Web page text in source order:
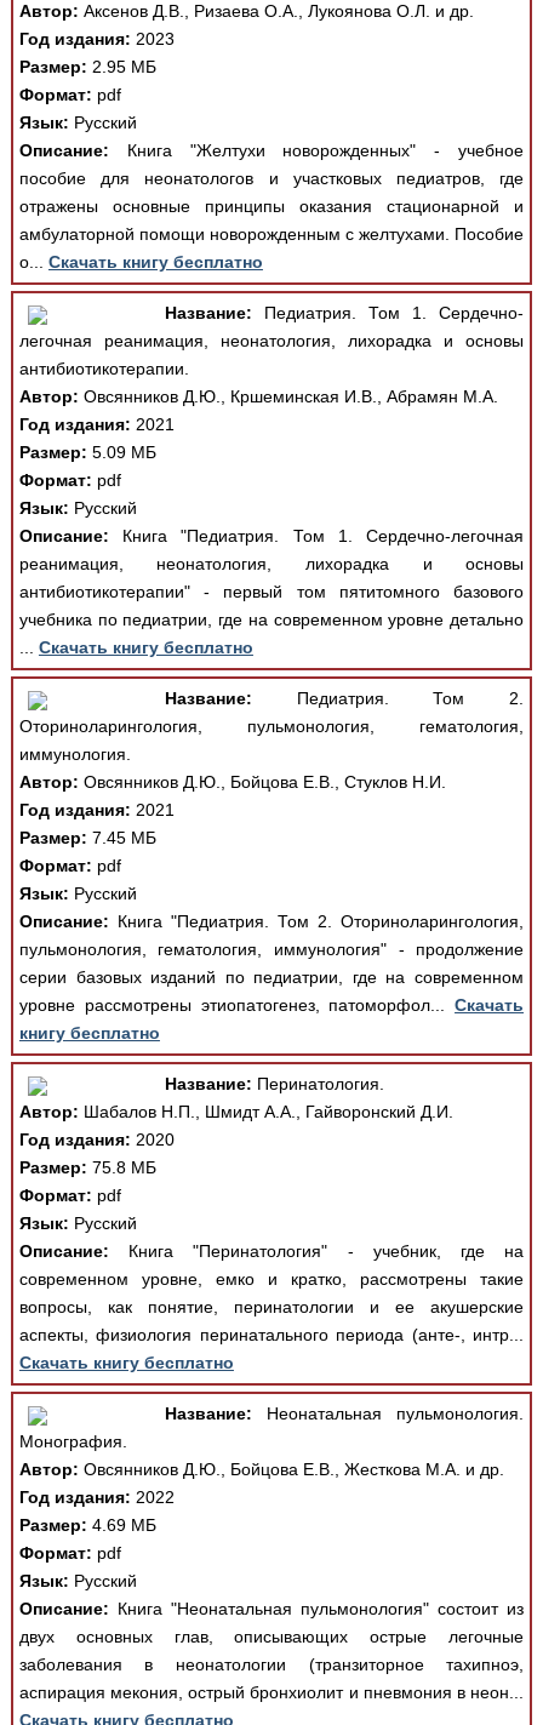
Автор: Аксенов Д.В., Ризаева О.А., Лукоянова О.Л. и др.
Год издания: 2023
Размер: 2.95 МБ
Формат: pdf
Язык: Русский
Описание: Книга "Желтухи новорожденных" - учебное
пособие для неонатологов и участковых педиатров, где
отражены основные принципы оказания стационарной и
амбулаторной помощи новорожденным с желтухами. Пособие
о... Скачать книгу бесплатно
Название: Педиатрия. Том 1. Сердечно-
легочная реанимация, неонатология, лихорадка и основы
антибиотикотерапии.
Автор: Овсянников Д.Ю., Кршеминская И.В., Абрамян М.А.
Год издания: 2021
Размер: 5.09 МБ
Формат: pdf
Язык: Русский
Описание: Книга "Педиатрия. Том 1. Сердечно-легочная
реанимация, неонатология, лихорадка и основы
антибиотикотерапии" - первый том пятитомного базового
учебника по педиатрии, где на современном уровне детально
Скачать книгу бесплатно
Название: Педиатрия. Том 2.
Оториноларингология, пульмонология, гематология,
иммунология.
Автор: Овсянников Д.Ю., Бойцова Е.В., Стуклов Н.И.
Год издания: 2021
Размер: 7.45 МБ
Формат: pdf
Язык: Русский
Описание: Книга "Педиатрия. Том 2. Оториноларингология,
пульмонология, гематология, иммунология" - продолжение
серии базовых изданий по педиатрии, где на современном
уровне рассмотрены этиопатогенез, патоморфол...Скачать
книгу бесплатно
Название: Перинатология.
Автор: Шабалов Н.П., Шмидт А.А., Гайворонский Д.И.
Год издания: 2020
Размер: 75.8 МБ
Формат: pdf
Язык: Русский
Описание: Книга "Перинатология" - учебник, где на
современном уровне, емко и кратко, рассмотрены такие
вопросы, как понятие, перинатологии и ее акушерские
аспекты, физиология перинатального периода (анте-, интр...
Скачать книгу бесплатно
Название: Неонатальная пульмонология.
Монография.
Автор: Овсянников Д.Ю., Бойцова Е.В., Жесткова М.А. и др.
Год издания: 2022
Размер: 4.69 МБ
Формат: pdf
Язык: Русский
Описание: Книга "Неонатальная пульмонология" состоит из
двух основных глав, описывающих острые легочные
заболевания в неонатологии (транзиторное тахипноэ,
аспирация мекония, острый бронхиолит и пневмония в неон...
Скачать книгу бесплатно